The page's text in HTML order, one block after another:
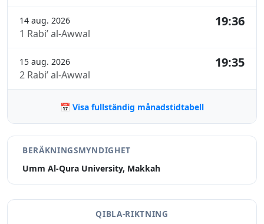
14 aug. 2026
1 Rabi’ al-Awwal
19:36
15 aug. 2026
2 Rabi’ al-Awwal
19:35
📅 Visa fullständig månadstidtabell
BERÄKNINGSMYNDIGHET
Umm Al-Qura University, Makkah
QIBLA-RIKTNING